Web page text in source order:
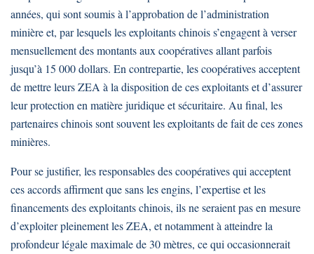
années, qui sont soumis à l’approbation de l’administration
minière et, par lesquels les exploitants chinois s’engagent à verser
mensuellement des montants aux coopératives allant parfois
jusqu’à 15 000 dollars. En contrepartie, les coopératives acceptent
de mettre leurs ZEA à la disposition de ces exploitants et d’assurer
leur protection en matière juridique et sécuritaire. Au final, les
partenaires chinois sont souvent les exploitants de fait de ces zones
minières.
Pour se justifier, les responsables des coopératives qui acceptent
ces accords affirment que sans les engins, l’expertise et les
financements des exploitants chinois, ils ne seraient pas en mesure
d’exploiter pleinement les ZEA, et notamment à atteindre la
profondeur légale maximale de 30 mètres, ce qui occasionnerait